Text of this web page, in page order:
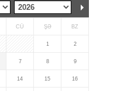
CÜ ŞƏ BZ
1 2
7 8 9
14 15 16